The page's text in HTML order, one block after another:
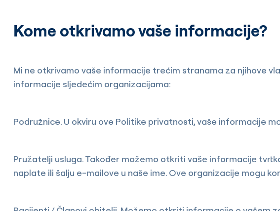
Kome otkrivamo vaše informacije?
Mi ne otkrivamo vaše informacije trećim stranama za njihove
informacije sljedećim organizacijama:
Podružnice. U okviru ove Politike privatnosti, vaše informacije
Pružatelji usluga. Također možemo otkriti vaše informacije
naplate ili šalju e-mailove u naše ime. Ove organizacije mogu